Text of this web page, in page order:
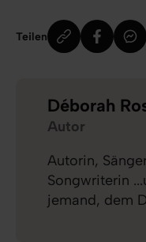
Teilen
Déborah
Autor
Autorin,
Songwriterin
jemand, dem